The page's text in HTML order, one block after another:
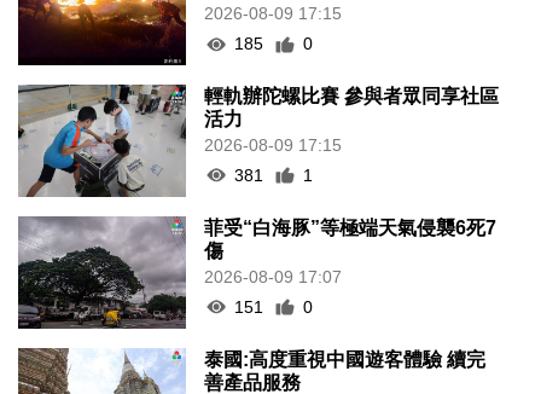
2026-08-09 17:15
185
0
輕軌辦陀螺比賽 參與者眾同享社區
活力
2026-08-09 17:15
381
1
菲受“白海豚”等極端天氣侵襲6死7
傷
2026-08-09 17:07
151
0
泰國:高度重視中國遊客體驗 續完
善產品服務